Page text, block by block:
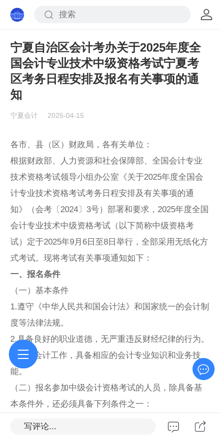
宁夏自治区会计考办关于2025年度全
国会计专业技术中级资格考试宁夏考
区考务日程安排及报名有关事项的通
知
宁夏会计 2025-04-15
各市、县（区）财政局，各有关单位：
根据财政部、人力资源和社会保障部、全国会计专业
技术资格考试领导小组办公室《关于2025年度全国会
计专业技术资格考试考务日程安排及有关事项的通
知》（会考〔2024〕3号）部署和要求，2025年度全国
会计专业技术中级资格考试（以下简称中级资格考
试）定于2025年9月6日至8日举行，全部采用无纸化方
式考试。现将考试有关事项通知如下：
一、报名条件
（一）基本条件
1.遵守《中华人民共和国会计法》和国家统一的会计制
度等法律法规。
2.具备良好的职业道德，无严重违反财经纪律的行为。
3.热爱会计工作，具备相应的会计专业知识和业务技
能。
（二）报名参加中级会计资格考试的人员，除具备基
本条件外，还必须具备下列条件之一：
1.具备大学专科学历，从事会计工作满5年。
写评论...